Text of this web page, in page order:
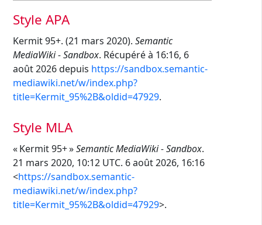
Style APA
Kermit 95+. (21 mars 2020). Semantic
MediaWiki - Sandbox. Récupéré à 16:16, 6
août 2026 depuis https://sandbox.semantic-
mediawiki.net/w/index.php?
title=Kermit_95%2B&oldid=47929.
Style MLA
« Kermit 95+ »Semantic MediaWiki - Sandbox.
21 mars 2020, 10:12 UTC. 6 août 2026, 16:16
<https://sandbox.semantic-
mediawiki.net/w/index.php?
title=Kermit_95%2B&oldid=47929>.